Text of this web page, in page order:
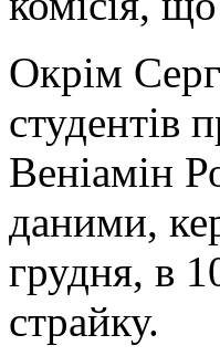
Окрім
студентів
Веніамін
даними,
грудня, в
страйку.